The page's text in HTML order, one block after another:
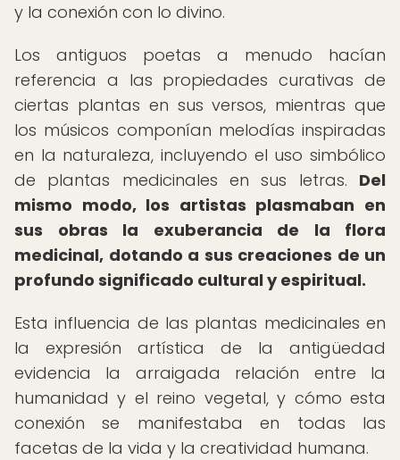
y la conexión con lo divino.
Los antiguos poetas a menudo hacían
referencia a las propiedades curativas de
ciertas plantas en sus versos, mientras que
los músicos componían melodías inspiradas
en la naturaleza, incluyendo el uso simbólico
de plantas medicinales en sus letras. Del
mismo modo, los artistas plasmaban en
sus obras la exuberancia de la flora
medicinal, dotando a sus creaciones de un
profundo significado cultural y espiritual.
Esta influencia de las plantas medicinales en
la expresión artística de la antigüedad
evidencia la arraigada relación entre la
humanidad y el reino vegetal, y cómo esta
conexión se manifestaba en todas las
facetas de la vida y la creatividad humana.